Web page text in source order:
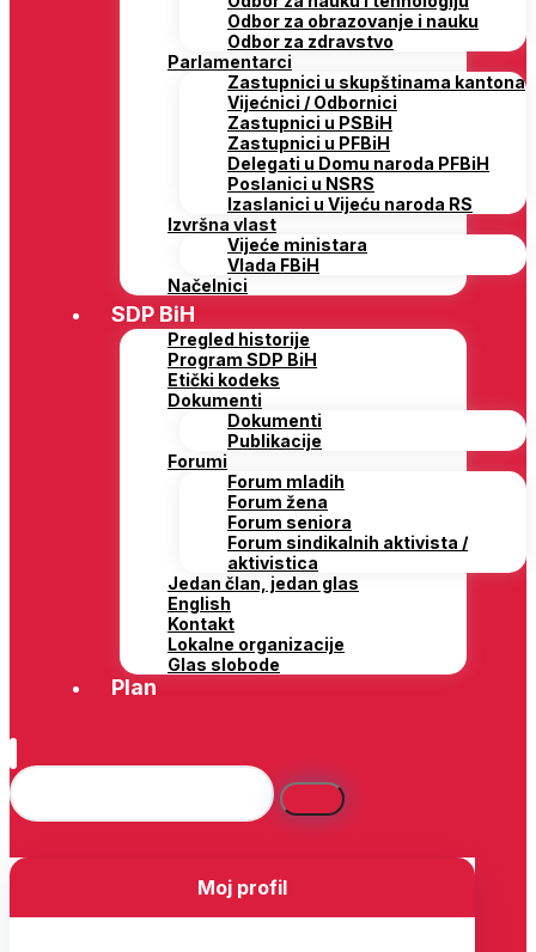
Odbor za obrazovanje i nauku
Odbor za zdravstvo
Parlamentarci
Zastupnici u skupštinama kantona
Vijećnici / Odbornici
Zastupnici u PSBiH
Zastupnici u PFBiH
Delegati u Domu naroda PFBiH
Poslanici u NSRS
Izaslanici u Vijeću naroda RS
Izvršna vlast
Vijeće ministara
Vlada FBiH
Načelnici
SDP BiH
Pregled historije
Program SDP BiH
Etički kodeks
Dokumenti
Dokumenti
Publikacije
Forumi
Forum mladih
Forum žena
Forum seniora
Forum sindikalnih aktivista /
aktivistica
Jedan član, jedan glas
English
Kontakt
Lokalne organizacije
Glas slobode
Plan
Moj profil